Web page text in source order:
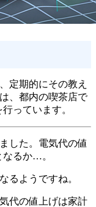
定期的にその教え
、都内の喫茶店で
っています。
した。電気代の値
なるか…。
るようですね。
代の値上げは家計